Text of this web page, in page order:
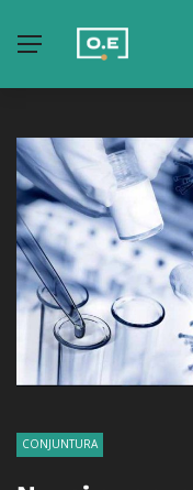
CONJUNTURA